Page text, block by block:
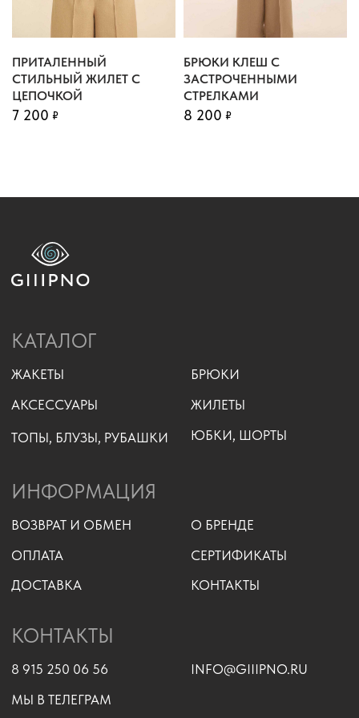
ПРИТАЛЕННЫЙ
СТИЛЬНЫЙ ЖИЛЕТ С
ЦЕПОЧКОЙ
7 200 ₽
БРЮКИ КЛЕШ С
ЗАСТРОЧЕННЫМИ
СТРЕЛКАМИ
8 200 ₽
Г. МОСКВА, 3-Й ПАВЕЛЕЦКИЙ ПРОЕЗД, ДОМ 4.
2023 - «GIIIPNO»
ПОЛИТИКА КОНФИДЕНЦИАЛЬНОСТИ
ИП КОРОЛЕВА К.С.